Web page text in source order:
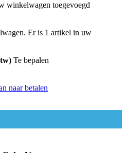
winkelwagen toegevoegd
Er is 1 artikel in uw
Te bepalen
naar betalen